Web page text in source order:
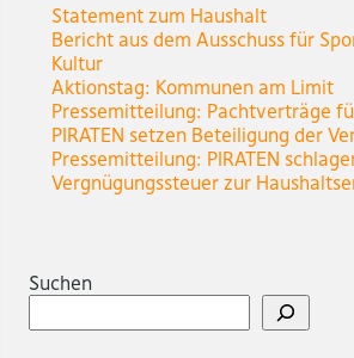
Statement zum Haushalt
Bericht aus dem Ausschuss für
Kultur
Aktionstag: Kommunen am Limit
Pressemitteilung: Pachtverträge
PIRATEN setzen Beteiligung der
Pressemitteilung: PIRATEN
Vergnügungssteuer zur
Suchen